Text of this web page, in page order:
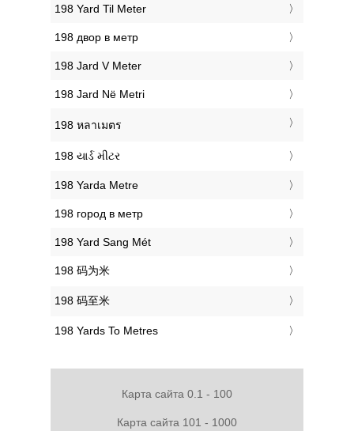
‎198 Yard Til Meter
‎198 двор в метр
‎198 Jard V Meter
‎198 Jard Në Metri
‎198 หลาเมตร
‎198 યાર્ડ મીટર
‎198 Yarda Metre
‎198 город в метр
‎198 Yard Sang Mét
‎198 码为米
‎198 码至米
‎198 Yards To Metres
Карта сайта 0.1 - 100
Карта сайта 101 - 1000